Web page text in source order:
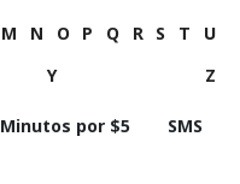
M N O P Q R S T
U
Y Z
Minutos por ⁦$5⁩ SMS